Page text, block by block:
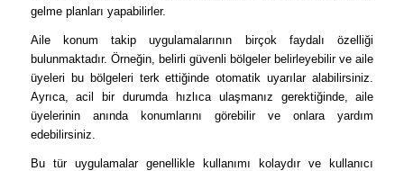
gelme planları yapabilirler.
Aile konum takip uygulamalarının birçok faydalı özelliği
bulunmaktadır. Örneğin, belirli güvenli bölgeler belirleyebilir ve aile
üyeleri bu bölgeleri terk ettiğinde otomatik uyarılar alabilirsiniz.
Ayrıca, acil bir durumda hızlıca ulaşmanız gerektiğinde, aile
üyelerinin anında konumlarını görebilir ve onlara yardım
edebilirsiniz.
Bu tür uygulamalar genellikle kullanımı kolaydır ve kullanıcı